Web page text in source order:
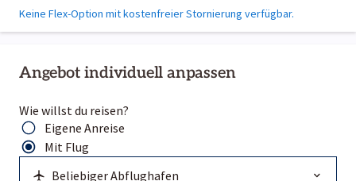
Angebot individuell anpassen
Wie willst du reisen?
Eigene Anreise
Mit Flug
Keine Flex-Option mit kostenfreier Stornierung verfügbar.